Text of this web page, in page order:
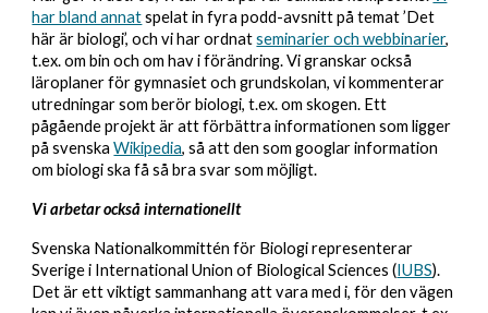
har bland annatspelat in fyra podd-avsnitt på temat ’Det
här är biologi’, och vi har ordnatseminarier och webbinarier,
t.ex. om bin och om hav i förändring. Vi granskar också
läroplaner för gymnasiet och grundskolan, vi kommenterar
utredningar som berör biologi, t.ex. om skogen. Ett
pågående projekt är att förbättra informationen som ligger
på svenskaWikipedia, så att den som googlar information
om biologi ska få så bra svar som möjligt.
Vi arbetar också internationellt
Svenska Nationalkommittén för Biologi representerar
Sverige i International Union of Biological Sciences (IUBS).
Det är ett viktigt sammanhang att vara med i, för den vägen